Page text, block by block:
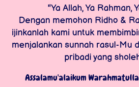
"Ya Allah, Ya Rahman,
Dengan memohon Ridho &
ijinkanlah kami untuk
menjalankan sunnah rasul-Mu
pribadi yang
Assalamu'alaikum